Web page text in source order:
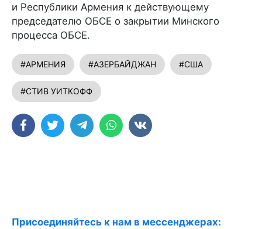
и Республики Армения к действующему
председателю ОБСЕ о закрытии Минского
процесса ОБСЕ.
#АРМЕНИЯ #АЗЕРБАЙДЖАН #США
#СТИВ УИТКОФФ
Присоединяйтесь к нам в мессенджерах: